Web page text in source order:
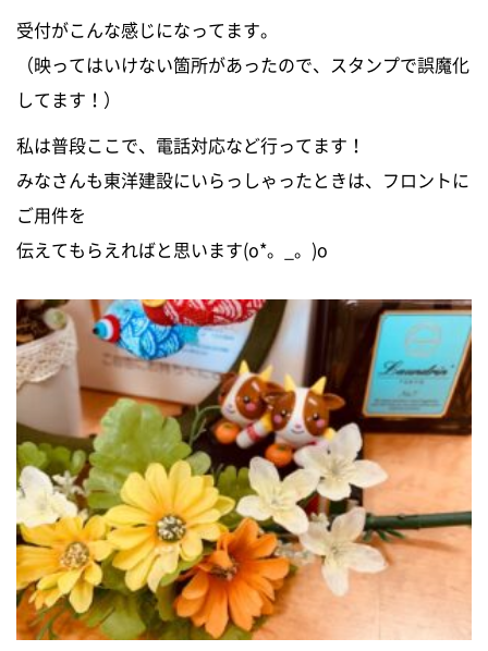
受付がこんな感じになってます。
（映ってはいけない箇所があったので、スタンプで誤魔化
してます！）
私は普段ここで、電話対応など行ってます！
みなさんも東洋建設にいらっしゃったときは、フロントに
ご用件を
伝えてもらえればと思います(o*。_。)o